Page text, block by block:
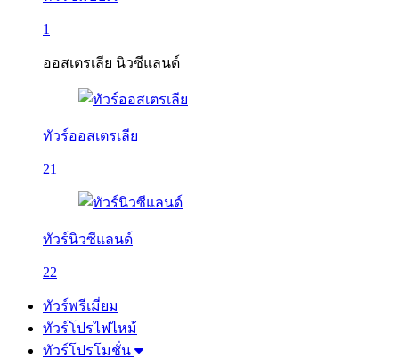
1
ออสเตรเลีย นิวซีแลนด์
ทัวร์ออสเตรเลีย
21
ทัวร์นิวซีแลนด์
22
ทัวร์พรีเมี่ยม
ทัวร์โปรไฟไหม้
ทัวร์โปรโมชั่น